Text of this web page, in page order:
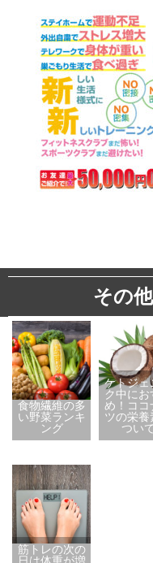
その
食物繊維の多
い野菜ランキ
ング
ケトジェ
ク中にお
め！ココ
ツの栄養
ついて
筋トレの次の
日は体重が増